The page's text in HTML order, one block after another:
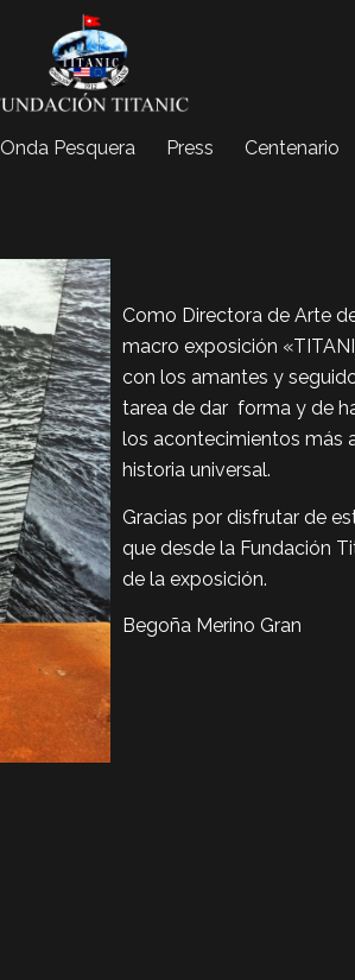
Onda Pesquera Press Centenario
Como Directora de Arte
macro exposición
con los amantes y
tarea de dar forma y de
los acontecimientos más
historia universal.
Gracias por disfrutar de
que desde la Fundación
de la exposición.
Begoña Merino Gran